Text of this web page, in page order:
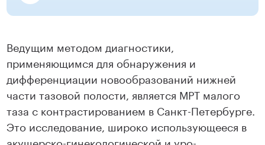
Ведущим методом диагностики,
применяющимся для обнаружения и
дифференциации новообразований нижней
части тазовой полости, является МРТ малого
таза с контрастированием в Санкт-Петербурге.
Это исследование, широко использующееся в
акушерско-гинекологической и уро-